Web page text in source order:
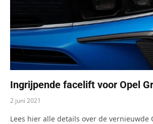
Ingrijpende facelift voor Opel
2 juni 2021
Lees hier alle details over de vernieuwde